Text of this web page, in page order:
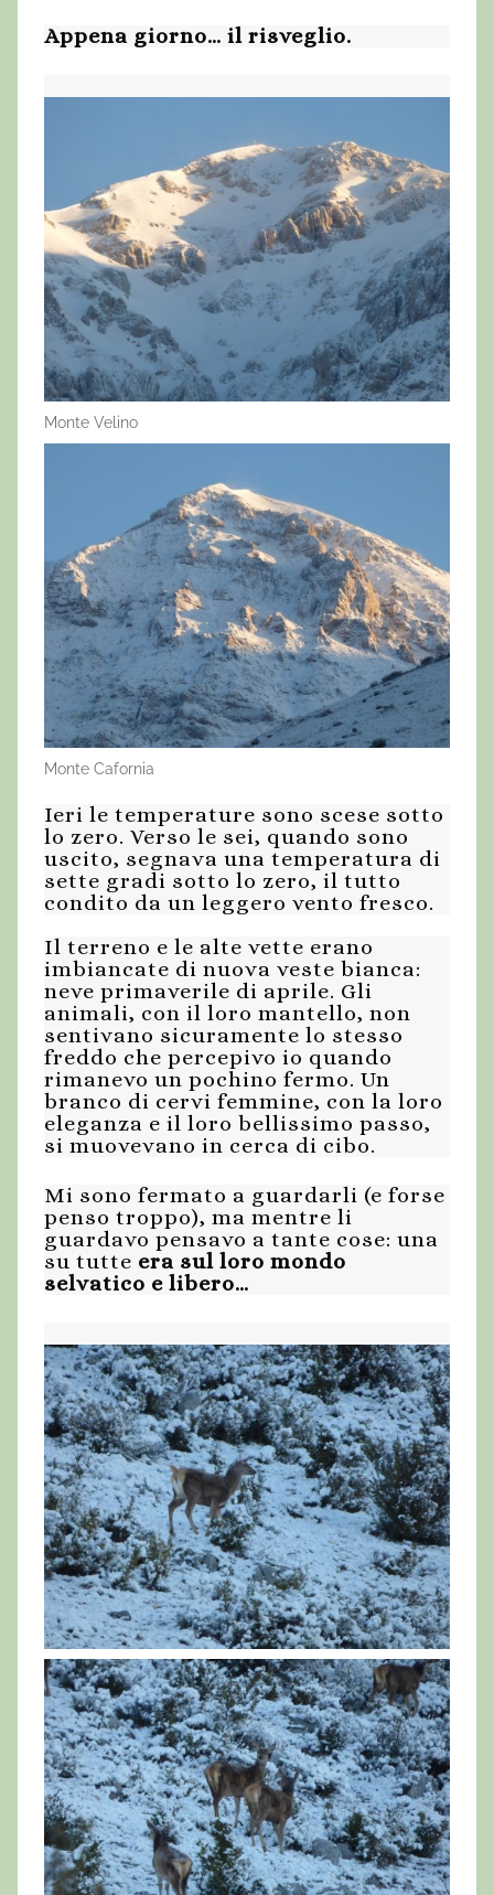
Appena giorno… il risveglio.
Monte Velino
Monte Cafornia
Ieri le temperature sono scese sotto
lo zero. Verso le sei, quando sono
uscito, segnava una temperatura di
sette gradi sotto lo zero, il tutto
condito da un leggero vento fresco.
Il terreno e le alte vette erano
imbiancate di nuova veste bianca:
neve primaverile di aprile. Gli
animali, con il loro mantello, non
sentivano sicuramente lo stesso
freddo che percepivo io quando
rimanevo un pochino fermo. Un
branco di cervi femmine, con la loro
eleganza e il loro bellissimo passo,
si muovevano in cerca di cibo.
Mi sono fermato a guardarli (e forse
penso troppo), ma mentre li
guardavo pensavo a tante cose: una
su tutte era sul loro mondo
selvatico e libero…